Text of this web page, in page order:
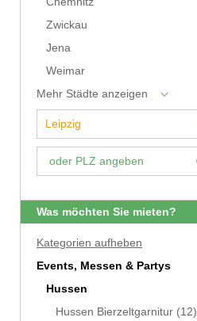
Zwickau
Jena
Weimar
Mehr Städte anzeigen
Was möchten Sie mieten?
Kategorien aufheben
Events, Messen & Partys
Hussen
Hussen Bierzeltgarnitur (12)